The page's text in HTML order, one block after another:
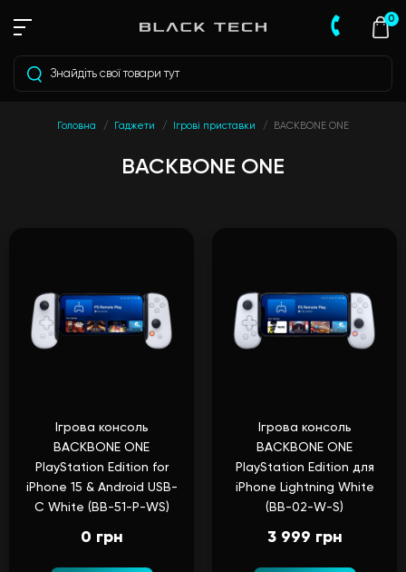
0
Головна Гаджети Ігрові приставки BACKBONE ONE
BACKBONE ONE
Ігрова консоль
BACKBONE ONE
PlayStation Edition for
iPhone 15 & Android USB-
C White (BB-51-P-WS)
0 грн
Ігрова консоль
BACKBONE ONE
PlayStation Edition для
iPhone Lightning White
(BB-02-W-S)
3 999 грн